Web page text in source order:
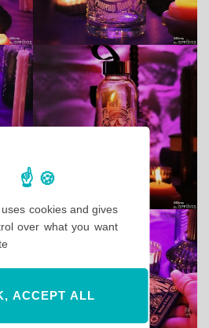
cookies and gives
over what you want
ACCEPT ALL